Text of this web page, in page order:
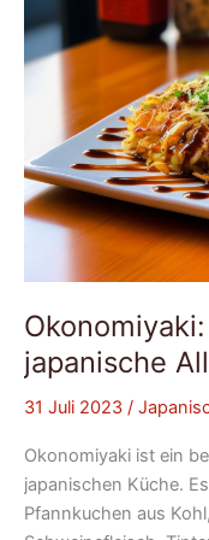
japanische
31 Juli 2023 /
Okonomiyaki ist ein
japanischen Küche.
Pfannkuchen aus